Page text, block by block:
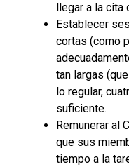
llegar a la cita
Establecer
cortas (como
tan largas
lo regular,
suficiente.
Remunerar al
que sus
tiempo a la